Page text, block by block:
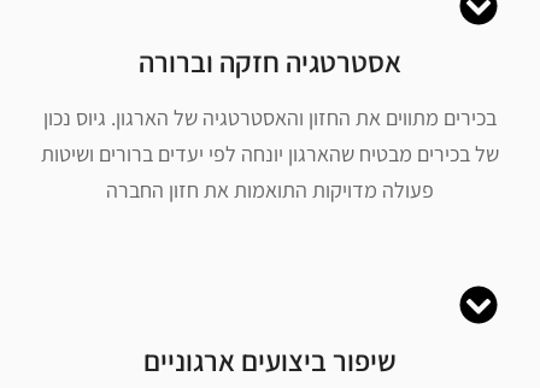
אסטרטגיה חזקה וברורה
בכירים מתווים את החזון והאסטרטגיה של הארגון. גיוס נכון
של בכירים מבטיח שהארגון יונחה לפי יעדים ברורים ושיטות
פעולה מדויקות התואמות את חזון החברה
שיפור ביצועים ארגוניים